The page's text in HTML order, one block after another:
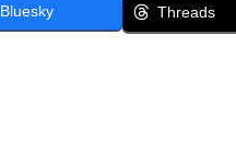
Bluesky Threads